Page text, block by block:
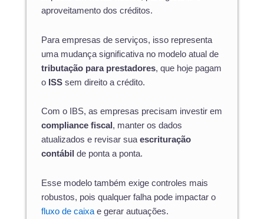
aproveitamento dos créditos.
Para empresas de serviços, isso representa
uma mudança significativa no modelo atual de
tributação para prestadores, que hoje pagam
o ISS sem direito a crédito.
Com o IBS, as empresas precisam investir em
compliance fiscal , manter os dados
atualizados e revisar suaescrituração
contábil de ponta a ponta.
Esse modelo também exige controles mais
robustos, pois qualquer falha pode impactar o
fluxo de caixa e gerar autuações.